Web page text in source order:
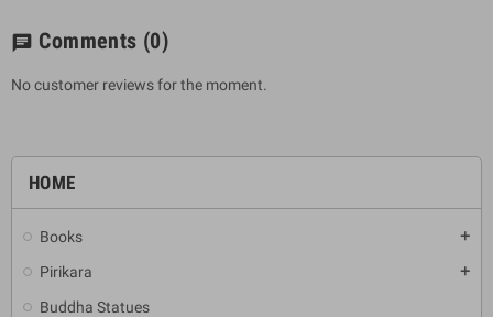
HOME
Books add
Pirikara add
Buddha Statues
chat Comments (0)
No customer reviews for the moment.